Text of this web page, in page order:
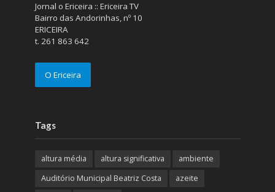
Jornal o Ericeira :: Ericeira TV
Bairro das Andorinhas, nº 10
ERICEIRA
t. 261 863 642
O Ericeira
Tags
altura média altura significativa
ambiente
Auditório Municipal Beatriz Costa
azeite